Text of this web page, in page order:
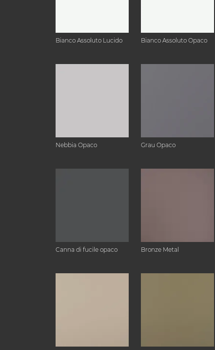
Bianco Assoluto Lucido Bianco Assoluto Opaco
Nebbia Opaco Grau Opaco
Canna di fucile opaco Bronze Metal